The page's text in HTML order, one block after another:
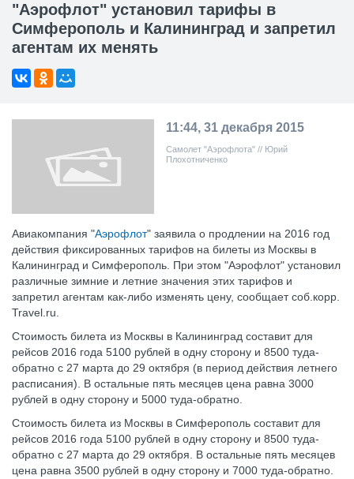
"Аэрофлот" установил тарифы в
Симферополь и Калининград и запретил
агентам их менять
11:44, 31 декабря 2015
Самолет "Аэрофлота" // Юрий
Плохотниченко
Авиакомпания "Аэрофлот" заявила о продлении на 2016 год
действия фиксированных тарифов на билеты из Москвы в
Калининград и Симферополь. При этом "Аэрофлот" установил
различные зимние и летние значения этих тарифов и
запретил агентам как-либо изменять цену, сообщает соб.корр.
Travel.ru.
Стоимость билета из Москвы в Калининград составит для
рейсов 2016 года 5100 рублей в одну сторону и 8500 туда-
обратно с 27 марта до 29 октября (в период действия летнего
расписания). В остальные пять месяцев цена равна 3000
рублей в одну сторону и 5000 туда-обратно.
Стоимость билета из Москвы в Симферополь составит для
рейсов 2016 года 5100 рублей в одну сторону и 8500 туда-
обратно с 27 марта до 29 октября. В остальные пять месяцев
цена равна 3500 рублей в одну сторону и 7000 туда-обратно.